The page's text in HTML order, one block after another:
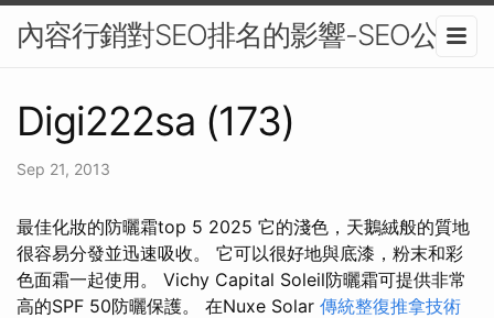
內容行銷對SEO排名的影響-SEO公司
Digi222sa (173)
Sep 21, 2013
最佳化妝的防曬霜top 5 2025 它的淺色，天鵝絨般的質地
很容易分發並迅速吸收。 它可以很好地與底漆，粉末和彩
色面霜一起使用。 Vichy Capital Soleil防曬霜可提供非常
高的SPF 50防曬保護。 在Nuxe Solar 傳統整復推拿技術